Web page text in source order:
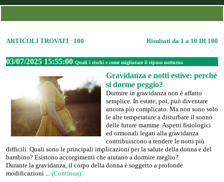
ARTICOLI TROVATI : 100 Risultati da 1 a 10 DI 100
03/07/2025 15:55:00 Quali i rischi e come migliorare il riposo notturno
Gravidanza e notti estive: perché
si dorme peggio?
Dormire in gravidanza non è affatto
semplice. In estate, poi, può diventare
ancora più complicato. Ma non sono solo
le alte temperature a disturbare il sonno
delle future mamme. Aspetti fisiologici
ed ormonali legati alla gravidanza
contribuiscono a rendere le notti più
difficili. Quali sono le principali implicazioni per la salute della donna e del
bambino? Esistono accorgimenti che aiutano a dormire meglio?
Durante la gravidanza, il corpo della donna è soggetto a profonde
modificazioni ... (Continua)